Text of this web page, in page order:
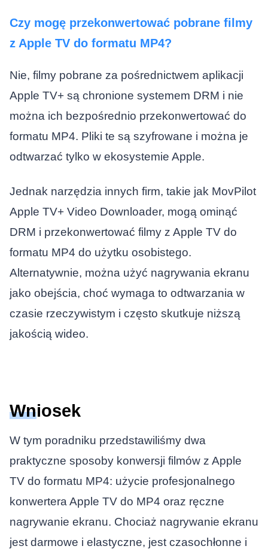
Czy mogę przekonwertować pobrane filmy
z Apple TV do formatu MP4?
Nie, filmy pobrane za pośrednictwem aplikacji
Apple TV+ są chronione systemem DRM i nie
można ich bezpośrednio przekonwertować do
formatu MP4. Pliki te są szyfrowane i można je
odtwarzać tylko w ekosystemie Apple.
Jednak narzędzia innych firm, takie jak MovPilot
Apple TV+ Video Downloader, mogą ominąć
DRM i przekonwertować filmy z Apple TV do
formatu MP4 do użytku osobistego.
Alternatywnie, można użyć nagrywania ekranu
jako obejścia, choć wymaga to odtwarzania w
czasie rzeczywistym i często skutkuje niższą
jakością wideo.
Wniosek
W tym poradniku przedstawiliśmy dwa
praktyczne sposoby konwersji filmów z Apple
TV do formatu MP4: użycie profesjonalnego
konwertera Apple TV do MP4 oraz ręczne
nagrywanie ekranu. Chociaż nagrywanie ekranu
jest darmowe i elastyczne, jest czasochłonne i